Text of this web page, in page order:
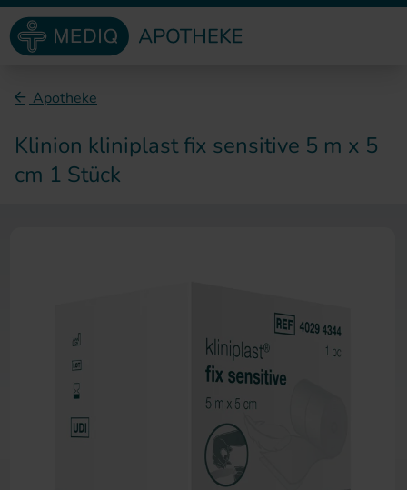
Direkt zum Inhalt
Apotheke
Klinion kliniplast fix sensitive 5 m x 5
cm 1 Stück